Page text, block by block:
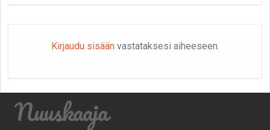
Kirjaudu sisäänvastataksesi aiheeseen.
Nuuskaaja